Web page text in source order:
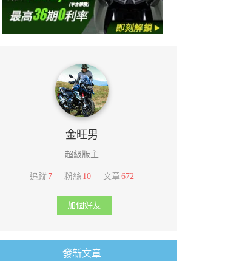
金旺男
超級版主
追蹤 7 粉絲 10 文章672
加個好友
發新文章